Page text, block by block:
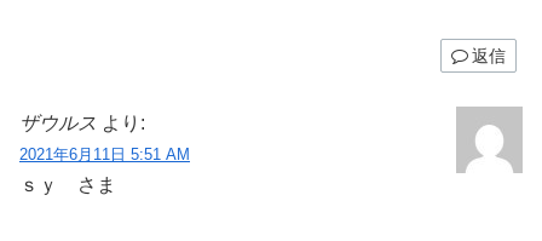
返信
ザウルス より:
2021年6月11日 5:51 AM
ｓｙ さま